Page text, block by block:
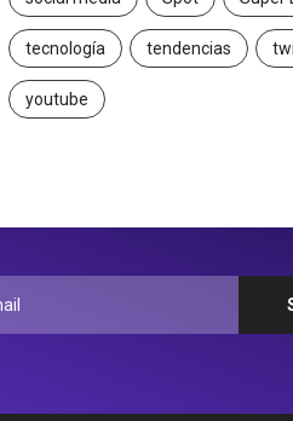
tecnología tendencias
youtube